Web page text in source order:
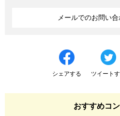
メールでのお問い
シェアする ツイート
おすすめコ